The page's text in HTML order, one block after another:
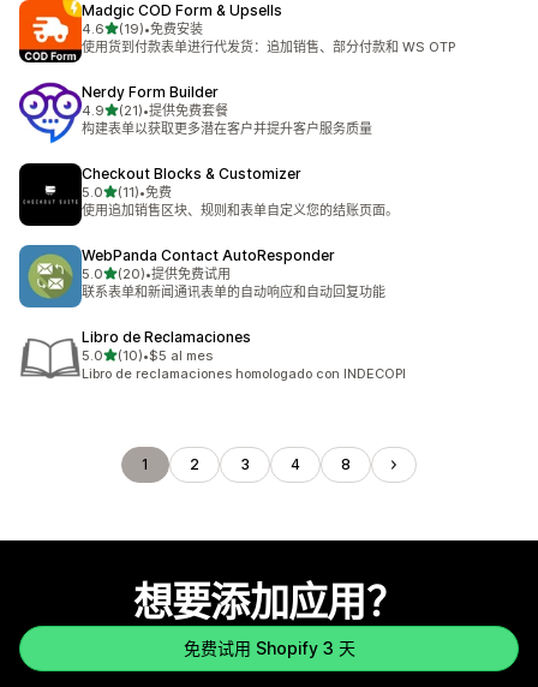
Madgic COD Form & Upsells
4.6星（满分 5 星）
(19)
总共 19 条评论
•免费安装
使用货到付款表单进行代发货：追加销售、部分付款和 WS OTP
Nerdy Form Builder
4.9星（满分 5 星）
(21)
总共 21 条评论
•提供免费套餐
构建表单以获取更多潜在客户并提升客户服务质量
Checkout Blocks & Customizer
5.0星（满分 5 星）
(11)
总共 11 条评论
•免费
使用追加销售区块、规则和表单自定义您的结账页面。
WebPanda Contact AutoResponder
5.0星（满分 5 星）
(20)
总共 20 条评论
•提供免费试用
联系表单和新闻通讯表单的自动响应和自动回复功能
Libro de Reclamaciones
5.0星（满分 5 星）
(10)
总共 10 条评论
•$5 al mes
Libro de reclamaciones homologado con INDECOPI
1 2 3 4 8
想要添加应用？
免费试用 Shopify 3 天